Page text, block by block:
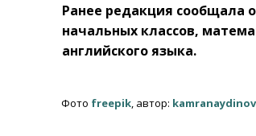
Ранее редакция сообщала
начальных классов,
английского языка.
Фото freepik, автор: kamranaydinov